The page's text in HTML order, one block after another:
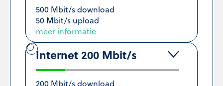
500 Mbit/s download
50 Mbit/s upload
meer informatie
Internet 200 Mbit/s
200 Mbit/s download